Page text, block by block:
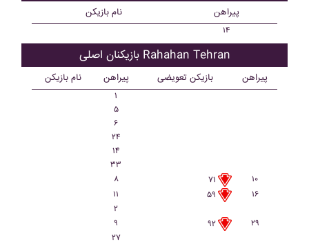
نام بازیکن پیراهن
۱۴
بازیکنان اصلی Rahahan Tehran
نام بازیکن پیراهن بازیکن تعویضی پیراهن
۱
۵
۶
۲۴
۱۴
۳۳
۸
۷۱
۱۰
۱۱
۵۹
۱۶
۲
۹
۹۲
۲۹
۲۷